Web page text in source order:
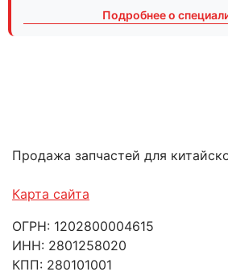
Подробнее о
Продажа запчастей для
Карта сайта
ОГРН: 1202800004615
ИНН: 2801258020
КПП: 280101001